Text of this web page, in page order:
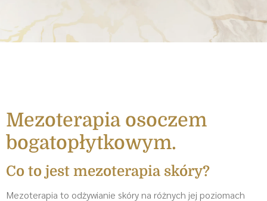
Mezoterapia osoczem
bogatopłytkowym.
Co to jest mezoterapia skóry?
Mezoterapia to odżywianie skóry na różnych jej poziomach